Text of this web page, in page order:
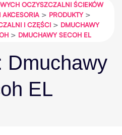
OCZYSZCZALNI ŚCIEKÓW
AKCESORIA > PRODUKTY>
I CZĘŚCI> DMUCHAWY
> DMUCHAWY SECOH EL
Dmuchawy
EL